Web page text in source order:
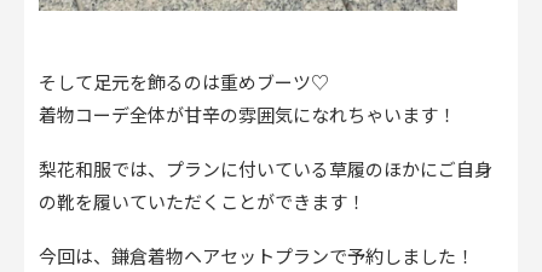
そして足元を飾るのは重めブーツ♡
着物コーデ全体が甘辛の雰囲気になれちゃいます！
梨花和服では、プランに付いている草履のほかにご自身
の靴を履いていただくことができます！
今回は、鎌倉着物ヘアセットプランで予約しました！